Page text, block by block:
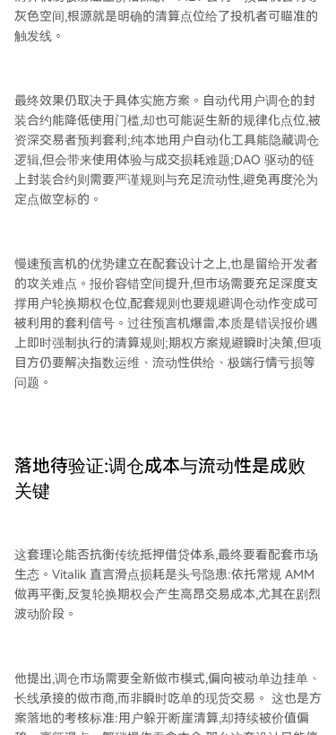
灰色空间,根源就是明确的清算点位给了投机者可瞄准的
触发线。
最终效果仍取决于具体实施方案。自动代用户调仓的封
装合约能降低使用门槛,却也可能诞生新的规律化点位,被
资深交易者预判套利;纯本地用户自动化工具能隐藏调仓
逻辑,但会带来使用体验与成交损耗难题;DAO 驱动的链
上封装合约则需要严谨规则与充足流动性,避免再度沦为
定点做空标的。
慢速预言机的优势建立在配套设计之上,也是留给开发者
的攻关难点。报价容错空间提升,但市场需要充足深度支
撑用户轮换期权仓位,配套规则也要规避调仓动作变成可
被利用的套利信号。过往预言机爆雷,本质是错误报价遇
上即时强制执行的清算规则;期权方案规避瞬时决策,但项
目方仍要解决指数运维、流动性供给、极端行情亏损等
问题。
落地待验证:调仓成本与流动性是成败
关键
这套理论能否抗衡传统抵押借贷体系,最终要看配套市场
生态。Vitalik 直言滑点损耗是头号隐患:依托常规 AMM
做再平衡,反复轮换期权会产生高昂交易成本,尤其在剧烈
波动阶段。
他提出,调仓市场需要全新做市模式,偏向被动单边挂单、
长线承接的做市商,而非瞬时吃单的现货交易。 这也是方
案落地的考核标准:用户躲开断崖清算,却持续被价值偏